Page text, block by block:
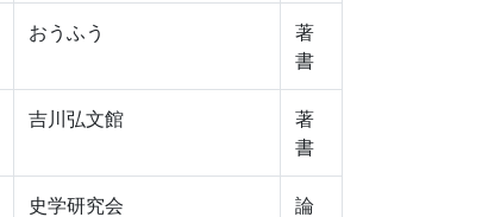
おうふう
著
書
吉川弘文館
著
書
史学研究会
論